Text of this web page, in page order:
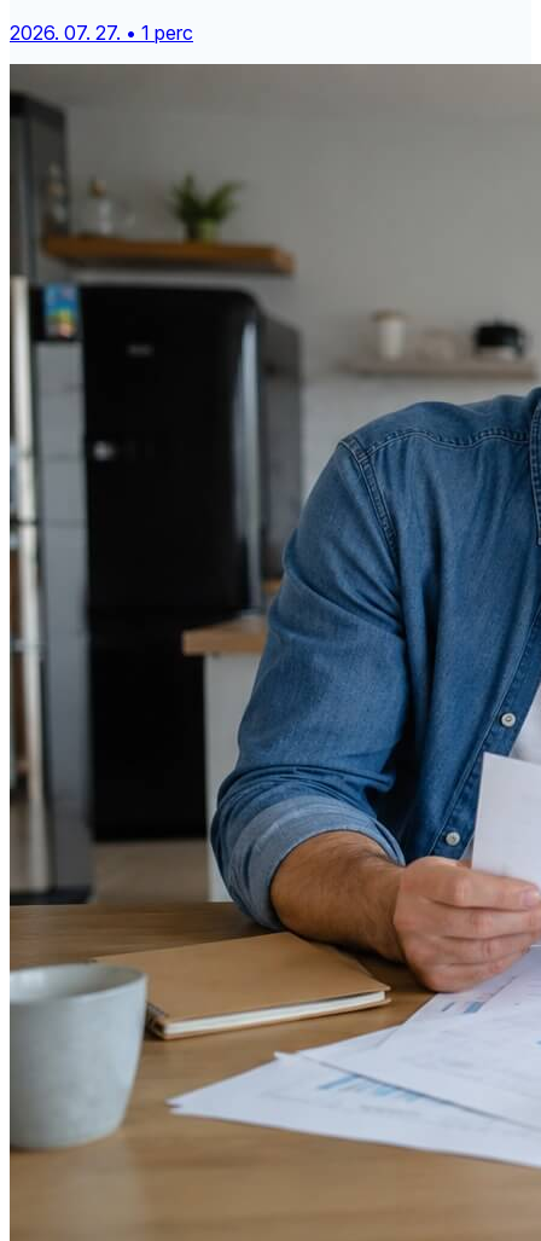
2026. 07. 27. • 1 perc